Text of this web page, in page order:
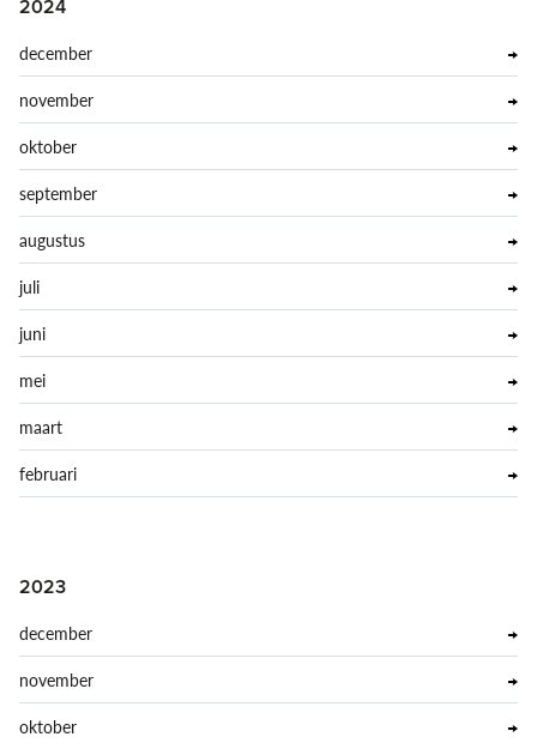
2024
december
november
oktober
september
augustus
juli
juni
mei
maart
februari
2023
december
november
oktober